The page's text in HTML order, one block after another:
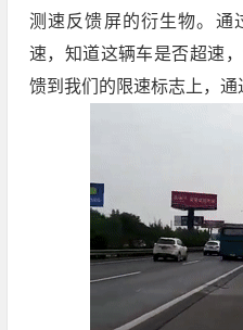
测速反馈屏的衍生物。通
速，知道这辆车是否超速
馈到我们的限速标志上，通